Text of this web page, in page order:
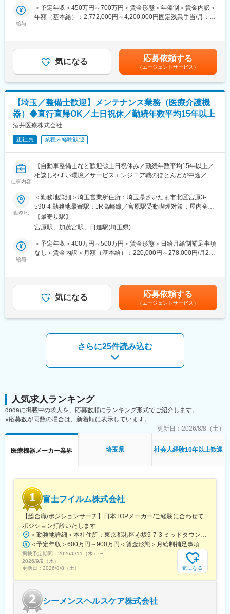
変更の範囲：会社の定める業務
■日本ライフラインについて：
メーカーとしての歩みも始め、不整脈治療で使われる電極カテー
テルや大動脈疾患の治療で使われる人工血管などで”オンリーワ
ン”の自社製品を医療現場に提供し続けています。現在は海外への
製品展開や新たな疾患領域への参入などを視野に入れながら、さ
らなる成長を目指しています。
変更の範囲：会社の定める業務
ださい。
＜詳細イメージ＞
・1日の訪問件数：平均2,3件（直行直帰も可能）
・休日出勤：基本なし（一部電話対応あり）
・転勤：企業都合での転勤は基本なし
■魅力ポイント：
＜高度なスキルが身に付く＞
美容用レーザー機器は、光学、電気、機械が組み合わさった最先
端でハイテクな機器ですので、より深く専門知識を身に着けるこ
とが可能です。
＜社会貢献性の高さ＞
美容医療機器は高額で、クリニックにとっては売上の要となる設
を頂けることも多く、大きなやりがいを感じられるお仕事です。
■キャリアパス：
サービスのスペシャリストとしてスキルを高めていただく他に、
【シネロン・キャンデラについて】
的に有名な機器を取り扱っています。世界100ヵ国以上で事業展
開をし、日本国内でも大手クリニック等で幅広く導入されていま
す。
給与
＜予定年収＞450万円～700万円＜賃金形態＞年俸制＜賃金内訳＞
年額（基本給）：2,772,000円～4,200,000円固定残業手当/月：
給与補足＞※ご経験やスキルを考慮のうえ、当社規定に基づき決定
いたします■昇給：年1回■インセンティブ：年4回（四半期ごとに
支給／業績により増額あり）賃金はあくまでも目安の金額であ
り、選考を通じて上下する可能性があります。月給(月額)は固定手
当を含めた表記です。
気になる 応募依頼する
（エージェントサービス）
【埼玉／整備士歓迎】メンテナンス業務（医療介護機
器）◆直行直帰OK／土日祝休／勤続年数平均15年以上
酒井医療株式会社
正社員 業種未経験歓迎
仕事内容
【自動車整備士など歓迎◎土日祝休み／勤続年数平均15年以上／
相談しやすい環境／サービスエンジニア職のほとんどが中途／研
■企業魅力
高齢化が進むなか、介護施設の「入浴支援」は欠かせないケアの
ひとつです。
当社の介護用入浴装置は、利用者様の安全と快適さ、介護スタッ
フの負担軽減を支えるインフラ設備です。
本ポジションは、この「介護の現場に欠かせない設備」を支える
病院や介護施設を訪問し、同社製品である介護用特殊入浴装置の
設置、修理、保守点検を担当します。
利用者様や現場スタッフと直接関わり、安全で快適な入浴環境を
■管轄エリア：埼玉
※出張は基本入社1年後以降となりますが、入社1年目の間も先輩
社員との同行出張となる場合もございます。
約1年間の充実した研修教育制度を設けており、業界未経験者でも
安心してご入社いただけます。
・工場研修（計3回／2ヶ月ごと）
・現場OJT担当やサポートグループスタッフ、他営業所のスタッ
フとの同行
独り立ち後に社用車貸与。駐車場費用も会社負担です。
・電気工事士2種の資格取得支援あり。手に職をつけたい方に最適
です。
・自動車整備士や施工経験者のスキルを活かしやすい業務内容で
す。
・現場では利用者様から直接感謝の言葉をいただくことも多く、
社会貢献性とやりがいを実感できます。
■働く環境
全国で約40名のサービスエンジニアが在籍。各営業所は1～4名の
少数精鋭で、社員間の距離が近く相談しやすい雰囲気です。
平均勤続年数は15年以上と定着率も高く、安心して長く働けま
■働き方
・土日祝休みでプライベート充実
勤務地
＜勤務地詳細＞埼玉営業所住所：埼玉県さいたま市北区宮原3-
590-4 勤務地最寄駅：JR高崎線／宮原駅受動喫煙対策：屋内全面
禁煙
【最寄り駅】
宮原駅、加茂宮駅、日進駅(埼玉県)
給与
＜予定年収＞400万円～500万円＜賃金形態＞日給月給制補足事項
なし＜賃金内訳＞月額（基本給）：220,000円～278,000円/月20
有＜残業手当＞有＜給与補足＞※上記年収は固定残業代を含みま
す。※ご経験・スキルに応じ規定により決定いたします。■昇給：
年1回■賞与：年2回賃金はあくまでも目安の金額であり、選考を
通じて上下する可能性があります。月給(月額)は固定手当を含めた
気になる 応募依頼する
（エージェントサービス）
さらに25件読み込む
人気求人ランキング
dodaに掲載中の求人を、応募数順にランキング形式でご紹介します。
※応募数が同数の場合は、新着順に表示しています。
更新日： 2026/8/8（土）
医療機器メーカー業界 埼玉県 社会人経験10年以上歓迎
富士フイルム株式会社
【総合職/ポジションサーチ】日本TOPメーカー/ご経験に合わせて
ポジション打診いたします
＜勤務地詳細＞本社住所：東京都港区赤坂9-7-3 ミッドタウン・ウェスト勤務地最寄駅：東京メトロ日比谷線／都営大江戸線／六本木駅受動喫煙対策：敷地内全面禁煙
＜予定年収＞600万円～900万円＜賃金形態＞月給制補足事項なし＜賃金内訳＞月額（基本給）：300,000円～500,000円＜月給＞300,000円～500,000円＜昇給有無＞有＜残業手当＞有賃金はあくまでも目安の金額であり、選考を通じて上下する可能性があります。月給(月額)は固定手当を含めた表記です。
掲載予定期間： 2026/6/11（木） 〜
2026/9/9（水）
更新日： 2026/8/8（土） 気になる
シーメンスヘルスケア株式会社